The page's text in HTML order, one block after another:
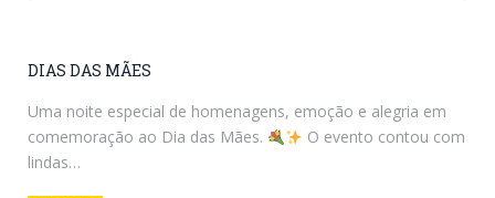
DIAS DAS MÃES
Uma noite especial de homenagens, emoção e alegria em
comemoração ao Dia das Mães.
O evento contou com
lindas…